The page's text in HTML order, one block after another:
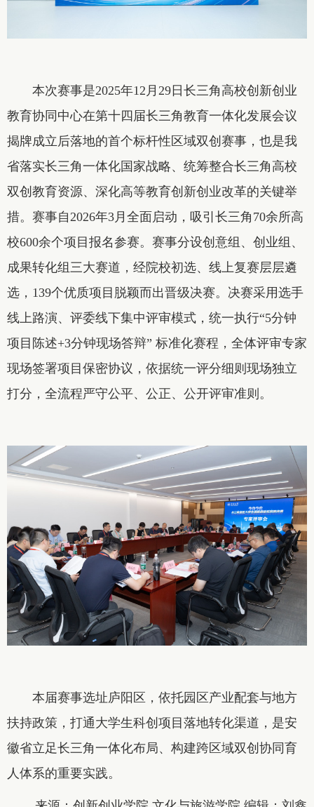
本次赛事是2025年12月29日长三角高校创新创业
教育协同中心在第十四届长三角教育一体化发展会议
揭牌成立后落地的首个标杆性区域双创赛事，也是我
省落实长三角一体化国家战略、统筹整合长三角高校
双创教育资源、深化高等教育创新创业改革的关键举
措。赛事自2026年3月全面启动，吸引长三角70余所高
校600余个项目报名参赛。赛事分设创意组、创业组、
成果转化组三大赛道，经院校初选、线上复赛层层遴
选，139个优质项目脱颖而出晋级决赛。决赛采用选手
线上路演、评委线下集中评审模式，统一执行“5分钟
项目陈述+3分钟现场答辩” 标准化赛程，全体评审专家
现场签署项目保密协议，依据统一评分细则现场独立
打分，全流程严守公平、公正、公开评审准则。
本届赛事选址庐阳区，依托园区产业配套与地方
扶持政策，打通大学生科创项目落地转化渠道，是安
徽省立足长三角一体化布局、构建跨区域双创协同育
人体系的重要实践。